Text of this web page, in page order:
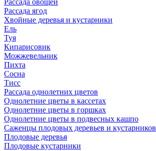
Рассада овощей
Рассада ягод
Хвойные деревья и кустарники
Ель
Туя
Кипарисовик
Можжевельник
Пихта
Сосна
Тисc
Рассада однолетних цветов
Однолетние цветы в кассетах
Однолетние цветы в горшках
Однолетние цветы в подвесных кашпо
Саженцы плодовых деревьев и кустарников
Плодовые деревья
Плодовые кустарники